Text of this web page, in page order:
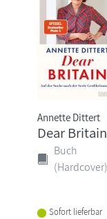
Annette Dittert
Dear Britain
Buch
(Hardcover)
Sofort lieferbar